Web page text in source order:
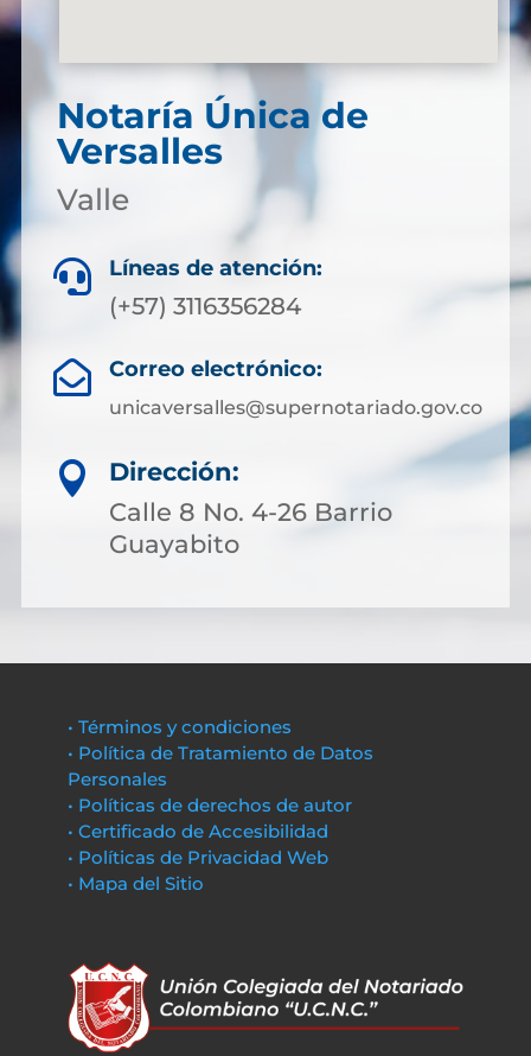
Notaría Única de
Versalles
Valle
 Líneas de atención:
(+57) 3116356284
 Correo electrónico:
unicaversalles@supernotariado.gov.co

Dirección:
Calle 8 No. 4-26 Barrio
Guayabito
• Términos y condiciones
• Política de Tratamiento de Datos
Personales
• Políticas de derechos de autor
• Certificado de Accesibilidad
• Políticas de Privacidad Web
• Mapa del Sitio